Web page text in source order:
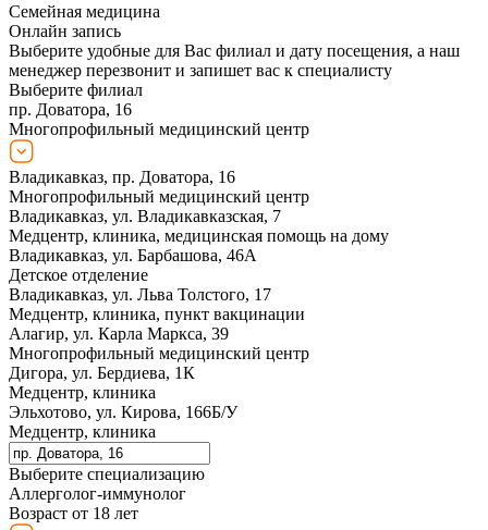
Семейная медицина
Онлайн запись
Выберите удобные для Вас филиал и дату посещения, а наш
менеджер перезвонит и запишет вас к специалисту
Выберите филиал
пр. Доватора, 16
Многопрофильный медицинский центр
Владикавказ, пр. Доватора, 16
Многопрофильный медицинский центр
Владикавказ, ул. Владикавказская, 7
Медцентр, клиника, медицинская помощь на дому
Владикавказ, ул. Барбашова, 46А
Детское отделение
Владикавказ, ул. Льва Толстого, 17
Медцентр, клиника, пункт вакцинации
Алагир, ул. Карла Маркса, 39
Многопрофильный медицинский центр
Дигора, ул. Бердиева, 1К
Медцентр, клиника
Эльхотово, ул. Кирова, 166Б/У
Медцентр, клиника
Выберите специализацию
Аллерголог-иммунолог
Возраст от 18 лет